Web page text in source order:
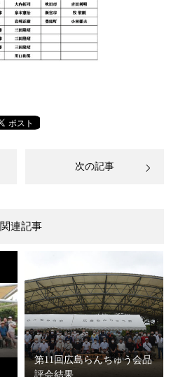
次の記事
関連記事
第11回広島らんちゅう会品
評会結果